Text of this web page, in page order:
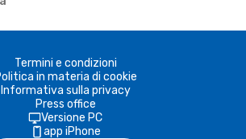
Termini e condizioni
in materia di cookie
Informativa sulla privacy
Press office
Versione PC
app iPhone